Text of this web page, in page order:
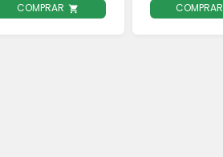
COMPRAR COMPRAR